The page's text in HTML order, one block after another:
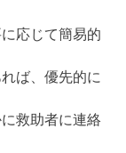
応じて簡易的
ば、優先的に
救助者に連絡